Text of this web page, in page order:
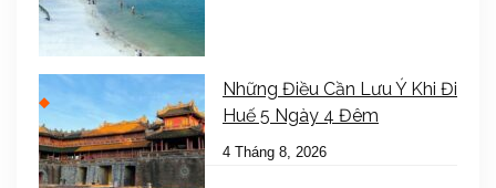
Những Điều Cần Lưu Ý Khi Đi
Huế 5 Ngày 4 Đêm
4 Tháng 8, 2026